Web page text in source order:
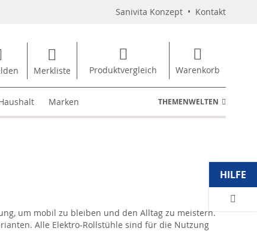
Sanivita Konzept • Kontakt
Merkliste Produktvergleich Warenkorb
Marken THEMENWELTEN
um mobil zu bleiben und den Alltag zu meistern.
Alle Elektro-Rollstühle sind für die Nutzung
HILFE